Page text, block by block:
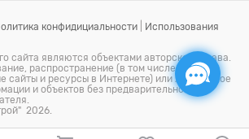
конфидициальности
Использования
сайта являются объектами авторского права.
распространение (в том числе путем
сайты и ресурсы в Интернете) или любое иное
и объектов без предварительного
2026.